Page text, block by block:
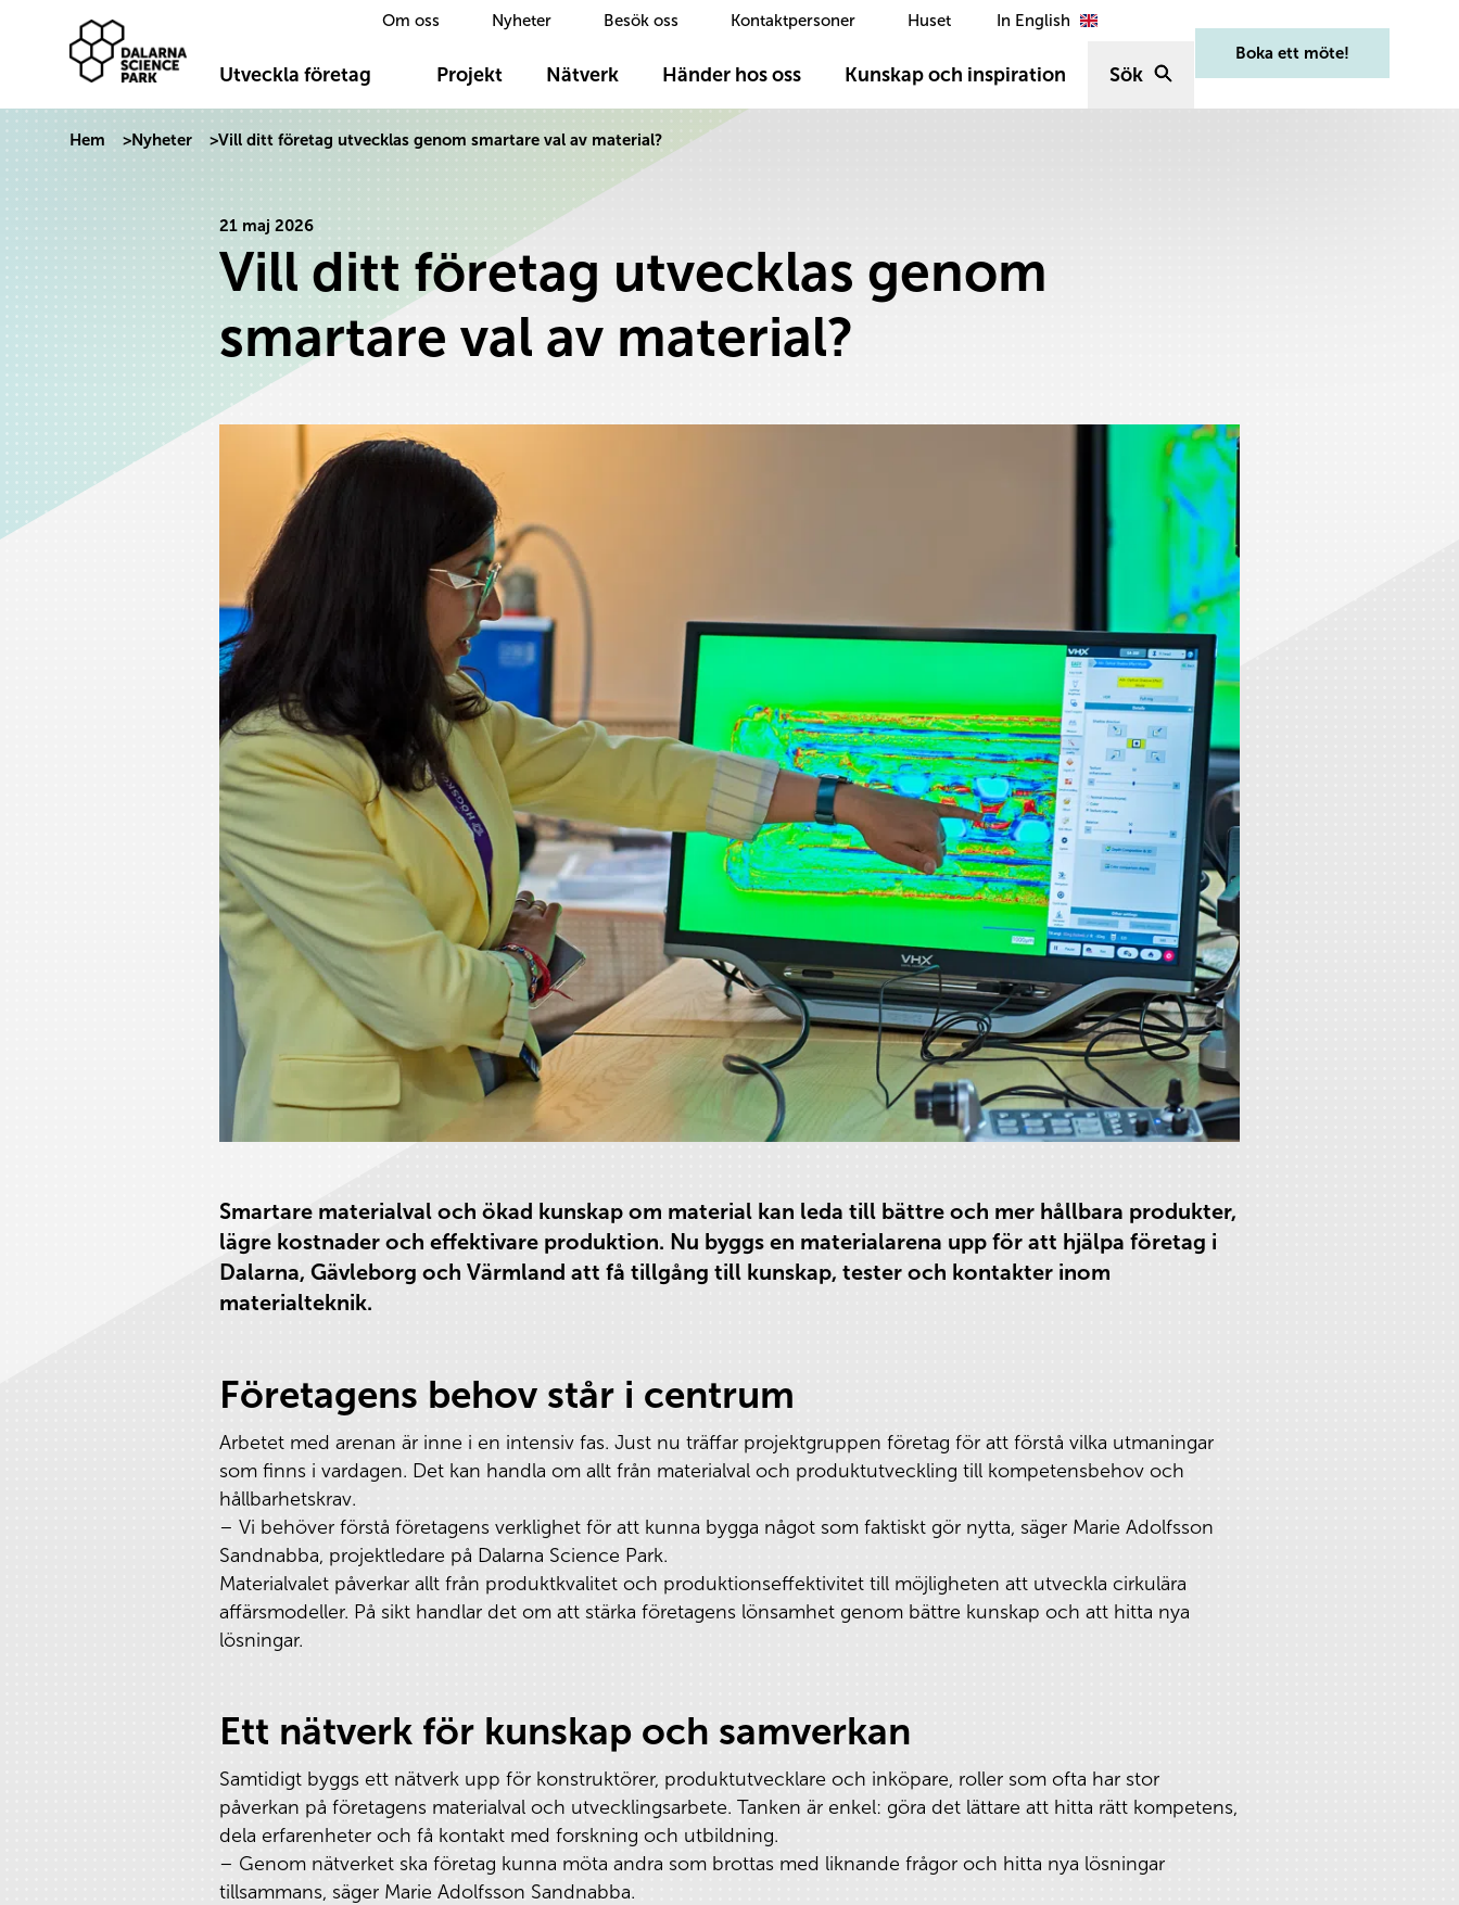
Hoppa till innehåll
Om oss Nyheter Besök oss Kontaktpersoner Huset In English
Dalarna Science Park
Utveckla företag
Projekt Nätverk Händer hos oss Kunskap och inspiration Sök
Boka ett möte!
Hem >Nyheter >Vill ditt företag utvecklas genom smartare val av material?
21 maj 2026
Vill ditt företag utvecklas genom
smartare val av material?
Smartare materialval och ökad kunskap om material kan leda till bättre och mer hållbara produkter,
lägre kostnader och effektivare produktion. Nu byggs en materialarena upp för att hjälpa företag i
Dalarna, Gävleborg och Värmland att få tillgång till kunskap, tester och kontakter inom
materialteknik.
Företagens behov står i centrum
Arbetet med arenan är inne i en intensiv fas. Just nu träffar projektgruppen företag för att förstå vilka utmaningar
som finns i vardagen. Det kan handla om allt från materialval och produktutveckling till kompetensbehov och
hållbarhetskrav.
– Vi behöver förstå företagens verklighet för att kunna bygga något som faktiskt gör nytta, säger Marie Adolfsson
Sandnabba, projektledare på Dalarna Science Park.
Materialvalet påverkar allt från produktkvalitet och produktionseffektivitet till möjligheten att utveckla cirkulära
affärsmodeller. På sikt handlar det om att stärka företagens lönsamhet genom bättre kunskap och att hitta nya
lösningar.
Ett nätverk för kunskap och samverkan
Samtidigt byggs ett nätverk upp för konstruktörer, produktutvecklare och inköpare, roller som ofta har stor
påverkan på företagens materialval och utvecklingsarbete. Tanken är enkel: göra det lättare att hitta rätt kompetens,
dela erfarenheter och få kontakt med forskning och utbildning.
– Genom nätverket ska företag kunna möta andra som brottas med liknande frågor och hitta nya lösningar
tillsammans, säger Marie Adolfsson Sandnabba.